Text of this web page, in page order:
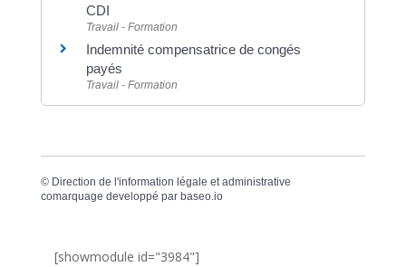
CDI
Travail - Formation
Indemnité compensatrice de congés
payés
Travail - Formation
© Direction de l'information légale et administrative
comarquage developpé par baseo.io
[showmodule id="3984"]